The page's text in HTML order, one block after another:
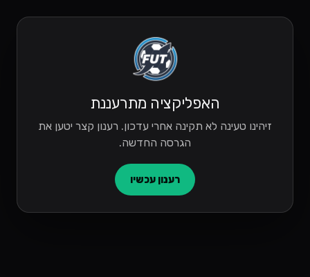
האפליקציה מתרעננת
זיהינו טעינה לא תקינה אחרי עדכון. רענון קצר יטען את
הגרסה החדשה.
רענון עכשיו